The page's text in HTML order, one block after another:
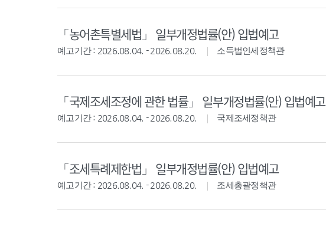
「농어촌특별세법」 일부개정법률(안) 입법예고
예고기간 : 2026.08.04. - 2026.08.20. 소득법인세정책관
「국제조세조정에 관한 법률」 일부개정법률(안) 입법예고
예고기간 : 2026.08.04. - 2026.08.20. 국제조세정책관
「조세특례제한법」 일부개정법률(안) 입법예고
예고기간 : 2026.08.04. - 2026.08.20. 조세총괄정책관